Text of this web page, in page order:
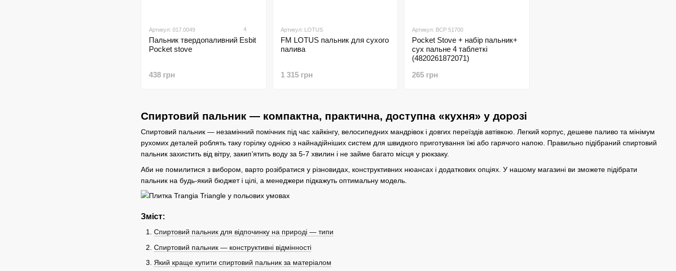
Спиртовий пальник — компактна, практична, доступна «кухня» у дорозі
Спиртовий пальник — незамінний помічник під час хайкінгу, велосипедних мандрівок і довгих переїздів автівкою. Легкий корпус, дешеве паливо та мінімум
рухомих деталей роблять таку горілку однією з найнадійніших систем для швидкого приготування їжі або гарячого напою. Правильно підібраний спиртовий
пальник захистить від вітру, закип’ятить воду за 5-7 хвилин і не займе багато місця у рюкзаку.
Аби не помилитися з вибором, варто розібратися у різновидах, конструктивних нюансах і додаткових опціях. У нашому магазині ви зможете підібрати
пальник на будь-який бюджет і цілі, а менеджери підкажуть оптимальну модель.
Зміст:
Спиртовий пальник для відпочинку на природі — типи
Спиртовий пальник — конструктивні відмінності
Який краще купити спиртовий пальник за матеріалом
Артикул: 017.0049 4
Пальник твердопаливний Esbit
Pocket stove
438 грн
Артикул: LOTUS
FM LOTUS пальник для сухого
палива
1 315 грн
Артикул: BCP 51700
Pocket Stove + набір пальник+
сух пальне 4 таблеткі
(4820261872071)
265 грн